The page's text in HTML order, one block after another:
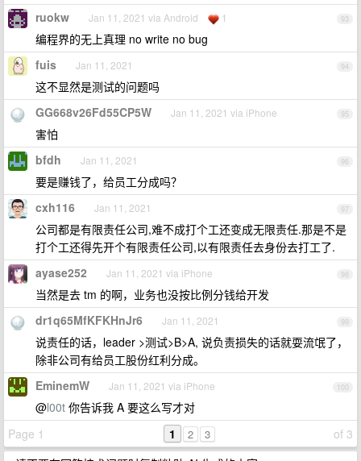
93
ruokw Jan 11, 2021 via Android 1
编程界的无上真理 no write no bug
94
fuis Jan 11, 2021
这不显然是测试的问题吗
95
GG668v26Fd55CP5W Jan 11, 2021 via iPhone
害怕
96
bfdh Jan 11, 2021
要是赚钱了，给员工分成吗？
97
cxh116 Jan 11, 2021
公司都是有限责任公司,难不成打个工还变成无限责任.那是不是
打个工还得先开个有限责任公司,以有限责任去身份去打工了.
98
ayase252 Jan 11, 2021 via iPhone
当然是去 tm 的啊，业务也没按比例分钱给开发
99
dr1q65MfKFKHnJr6 Jan 11, 2021
说责任的话，leader >测试>B>A, 说负责损失的话就耍流氓了，
除非公司有给员工股份红利分成。
100
EminemW Jan 11, 2021 via iPhone
@l00t 你告诉我 A 要这么写才对
Page 1
of 3
1 2 3